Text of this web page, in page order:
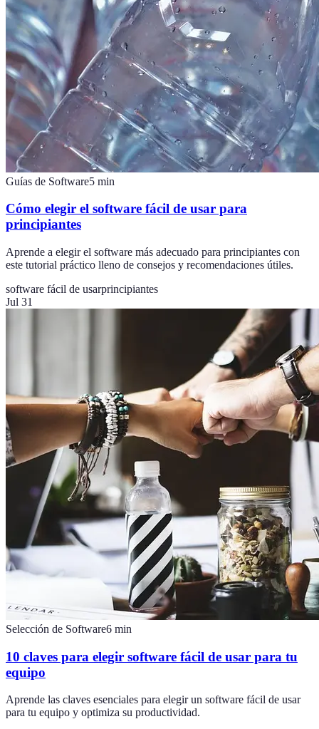
Guías de Software5 min
Cómo elegir el software fácil de usar para
principiantes
Aprende a elegir el software más adecuado para principiantes con
este tutorial práctico lleno de consejos y recomendaciones útiles.
software fácil de usarprincipiantes
Jul 31
Selección de Software6 min
10 claves para elegir software fácil de usar para tu
equipo
Aprende las claves esenciales para elegir un software fácil de usar
para tu equipo y optimiza su productividad.